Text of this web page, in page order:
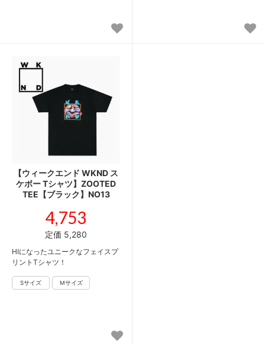
【ウィークエンド WKND ス
ケボー Tシャツ】ZOOTED
TEE【ブラック】NO13
4,753
定価 5,280
HIになったユニークなフェイスプ
リントTシャツ！